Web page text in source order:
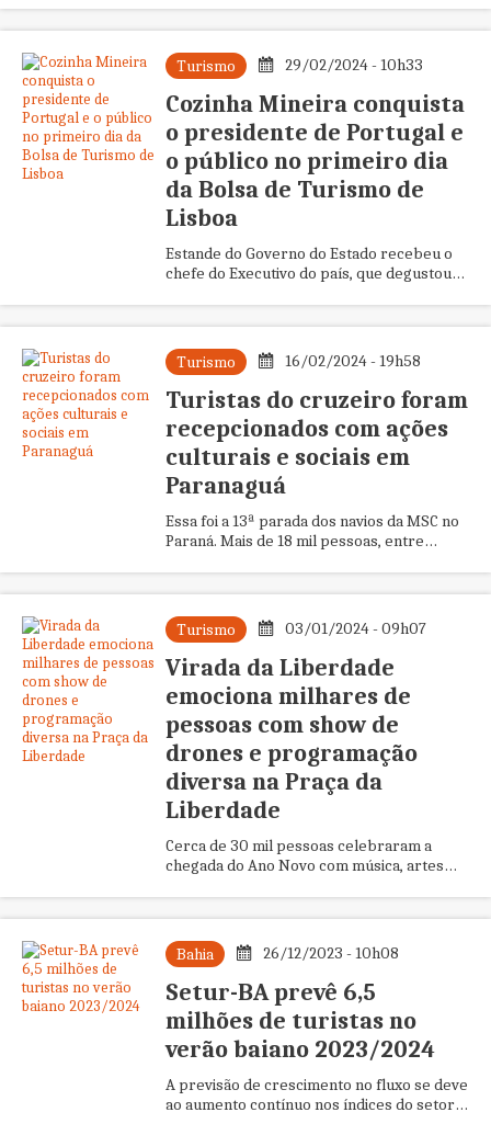
Turismo 29/02/2024 - 10h33
Cozinha Mineira conquista
o presidente de Portugal e
o público no primeiro dia
da Bolsa de Turismo de
Lisboa
Estande do Governo do Estado recebeu o
chefe do Executivo do país, que degustou
Turismo 16/02/2024 - 19h58
Turistas do cruzeiro foram
recepcionados com ações
culturais e sociais em
Paranaguá
Essa foi a 13ª parada dos navios da MSC no
Paraná. Mais de 18 mil pessoas, entre
Turismo 03/01/2024 - 09h07
Virada da Liberdade
emociona milhares de
pessoas com show de
drones e programação
diversa na Praça da
Liberdade
Cerca de 30 mil pessoas celebraram a
chegada do Ano Novo com música, artes
Bahia 26/12/2023 - 10h08
Setur-BA prevê 6,5
milhões de turistas no
verão baiano 2023/2024
A previsão de crescimento no fluxo se deve
ao aumento contínuo nos índices do setor